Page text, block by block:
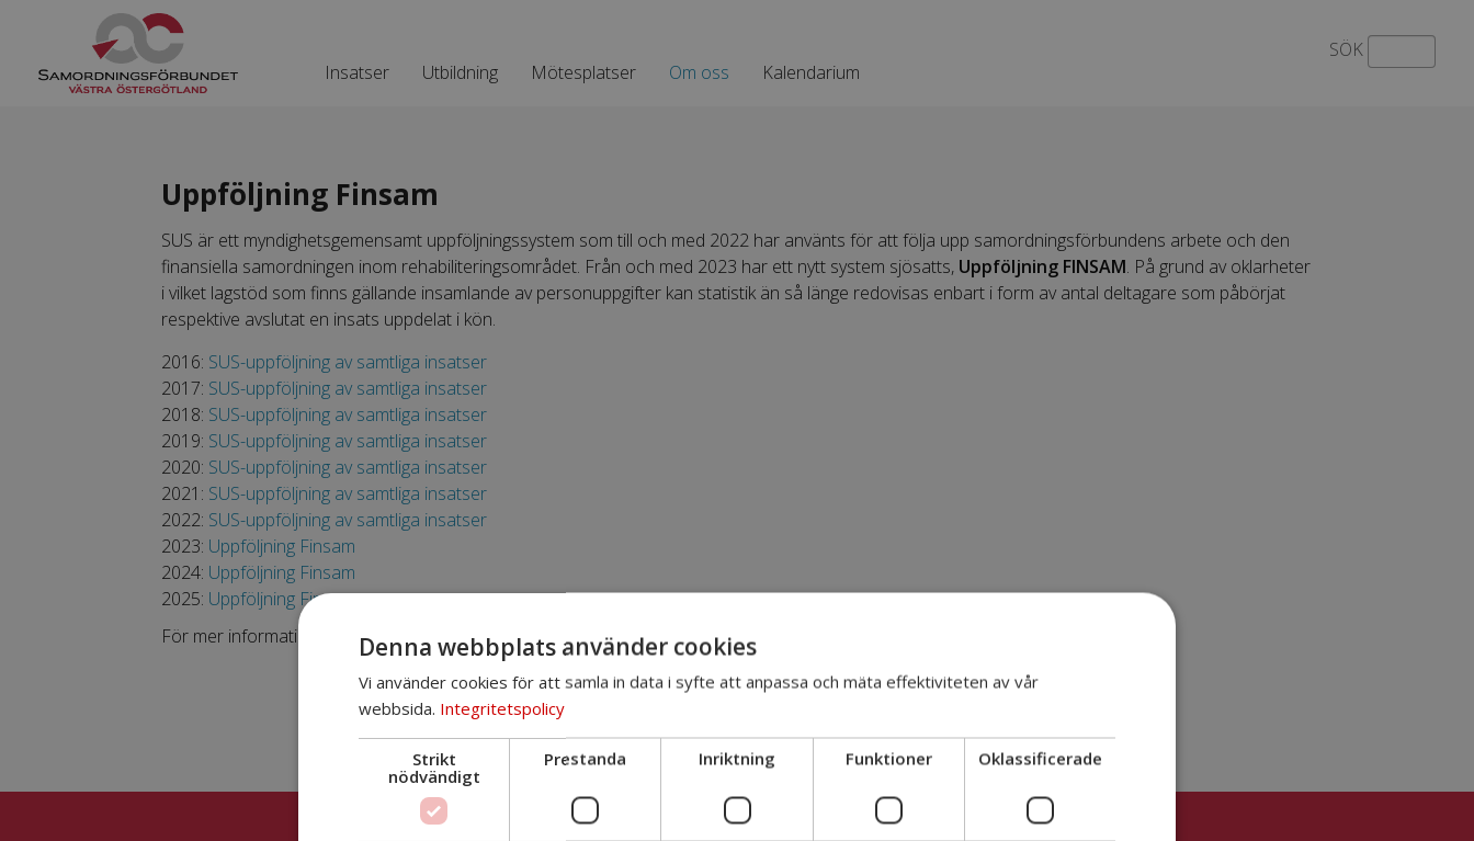
Insatser Utbildning Mötesplatser Om oss Kalendarium
SÖK
Uppföljning Finsam
SUS är ett myndighetsgemensamt uppföljningssystem som till och med 2022 har använts för att följa upp samordningsförbundens arbete och den
finansiella samordningen inom rehabiliteringsområdet. Från och med 2023 har ett nytt system sjösatts, Uppföljning FINSAM. På grund av oklarheter
i vilket lagstöd som finns gällande insamlande av personuppgifter kan statistik än så länge redovisas enbart i form av antal deltagare som påbörjat
respektive avslutat en insats uppdelat i kön.
2016: SUS-uppföljning av samtliga insatser
2017: SUS-uppföljning av samtliga insatser
2018: SUS-uppföljning av samtliga insatser
2019: SUS-uppföljning av samtliga insatser
2020: SUS-uppföljning av samtliga insatser
2021: SUS-uppföljning av samtliga insatser
2022: SUS-uppföljning av samtliga insatser
2023: Uppföljning Finsam
2024: Uppföljning Finsam
2025: Uppföljning Finsam
För mer information om finansiell samordning och samordningsförbund, se:www.finsam.se
Denna webbplats använder cookies
Vi använder cookies för att samla in data i syfte att anpassa och mäta effektiviteten av vår
webbsida. Integritetspolicy
Strikt
nödvändigt
Prestanda Inriktning Funktioner Oklassificerade